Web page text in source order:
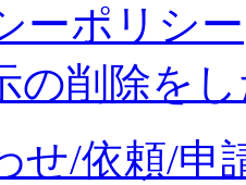
ーポリシー
の削除を
せ/依頼/申